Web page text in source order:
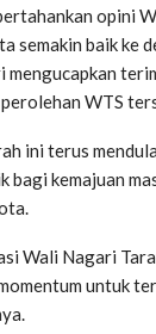
opini
semakin baik ke
mengucapkan
WTS
ini terus
bagi kemajuan
Wali Nagari
untuk